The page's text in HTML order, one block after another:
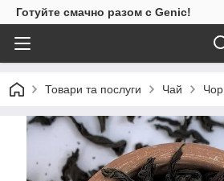
Готуйте смачно разом с Genic!
Товари та послуги Чай